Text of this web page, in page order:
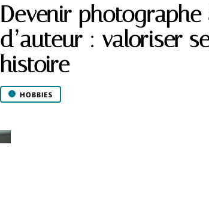
Devenir
d’auteur : valoriser
histoire
HOBBIES